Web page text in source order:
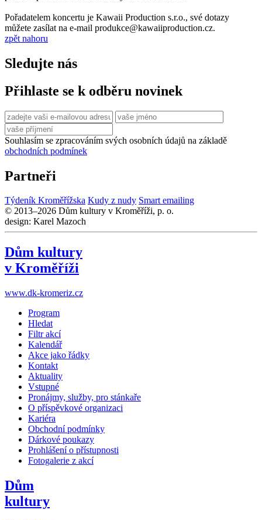
Pořadatelem koncertu je Kawaii Production s.r.o., své dotazy
můžete zasílat na e-mail produkce@kawaiiproduction.cz.
zpět nahoru
Sledujte nás
Přihlaste se k odběru novinek
Souhlasím se zpracováním svých osobních údajů na základě
obchodních podmínek
Partneři
Týdeník Kroměřížska Kudy z nudy Smart emailing
© 2013–2026 Dům kultury v Kroměříži, p. o.
design: Karel Mazoch
Dům kultury
v Kroměříži
www.dk-kromeriz.cz
Program
Hledat
Filtr akcí
Kalendář
Akce jako řádky
Kontakt
Aktuality
Vstupné
Pronájmy, služby, pro stánkaře
O příspěvkové organizaci
Kariéra
Obchodní podmínky
Dárkové poukazy
Prohlášení o přístupnosti
Fotogalerie z akcí
Dům
kultury